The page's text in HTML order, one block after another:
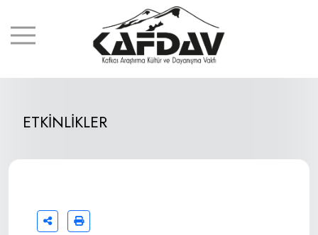
ETKİNLİKLER